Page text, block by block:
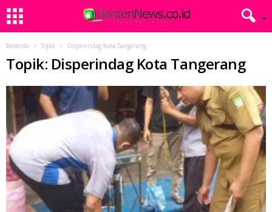
Beranda Topik Disperindag Kota Tangerang
Topik: Disperindag Kota Tangerang